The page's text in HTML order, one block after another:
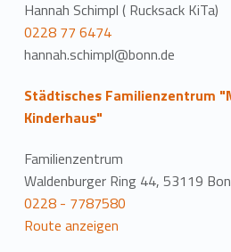
Hannah Schimpl ( Rucksack KiTa)
0228 77 6474
hannah.schimpl@bonn.de
Städtisches Familienzentrum
Kinderhaus"
Familienzentrum
Waldenburger Ring 44, 53119
0228 - 7787580
Route anzeigen